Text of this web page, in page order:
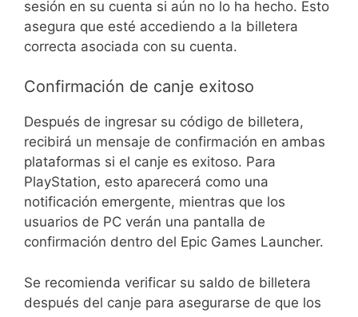
sesión en su cuenta si aún no lo ha hecho. Esto
asegura que esté accediendo a la billetera
correcta asociada con su cuenta.
Confirmación de canje exitoso
Después de ingresar su código de billetera,
recibirá un mensaje de confirmación en ambas
plataformas si el canje es exitoso. Para
PlayStation, esto aparecerá como una
notificación emergente, mientras que los
usuarios de PC verán una pantalla de
confirmación dentro del Epic Games Launcher.
Se recomienda verificar su saldo de billetera
después del canje para asegurarse de que los